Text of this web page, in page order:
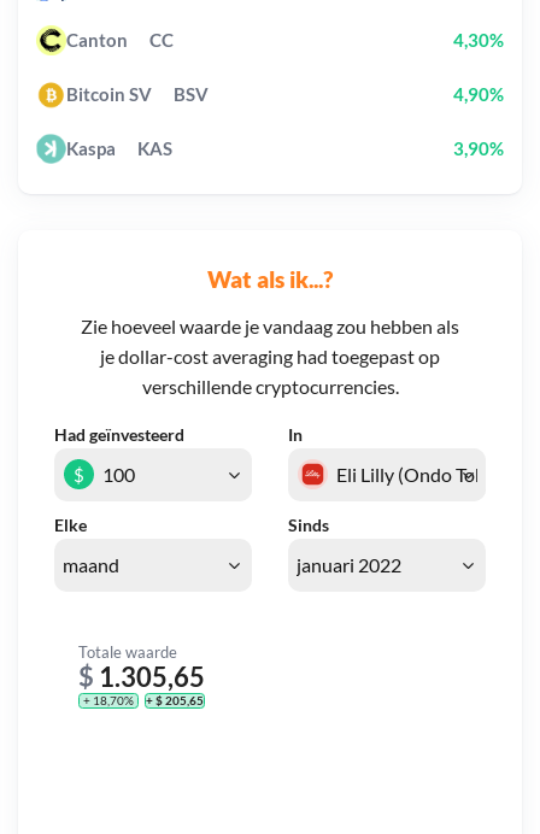
Wat als ik...?
Zie hoeveel waarde je vandaag zou hebben als
je dollar-cost averaging had toegepast op
verschillende cryptocurrencies.
Had geïnvesteerd In
Elke Sinds
$
Totale waarde
$ 1.305,65
+ 18,70% + $ 205,65
Canton CC 4,30%
Bitcoin SV BSV 4,90%
Kaspa KAS 3,90%